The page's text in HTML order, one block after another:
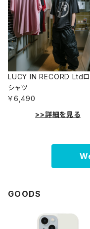
LUCY IN RECORD Ltd
シャツ
￥6,490
>>詳細を見る
GOODS